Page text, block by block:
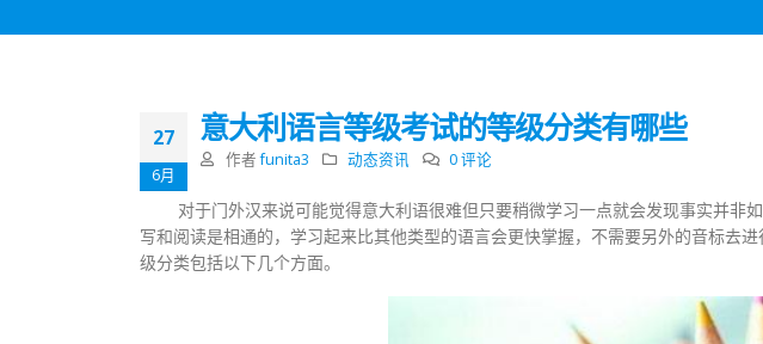
27
6月
意大利语言等级考试的等级分类有哪些
作者funita3 动态资讯 0 评论
对于门外汉来说可能觉得意大利语很难但只要稍微学习一点就会发现事实并非
写和阅读是相通的，学习起来比其他类型的语言会更快掌握，不需要另外的音标去
级分类包括以下几个方面。